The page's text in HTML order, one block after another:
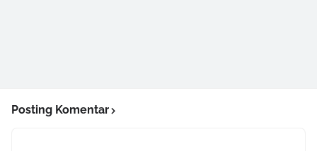
Posting Komentar